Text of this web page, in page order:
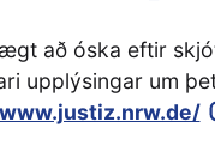
að óska eftir
upplýsingar um